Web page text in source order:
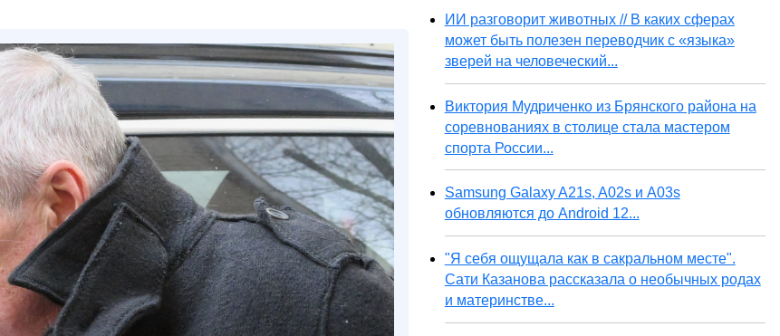
ИИ разговорит животных // В каких сферах
может быть полезен переводчик с «языка»
зверей на человеческий...
Виктория Мудриченко из Брянского района на
соревнованиях в столице стала мастером
спорта России...
Samsung Galaxy A21s, A02s и A03s
обновляются до Android 12...
"Я себя ощущала как в сакральном месте".
Сати Казанова рассказала о необычных родах
и материнстве...